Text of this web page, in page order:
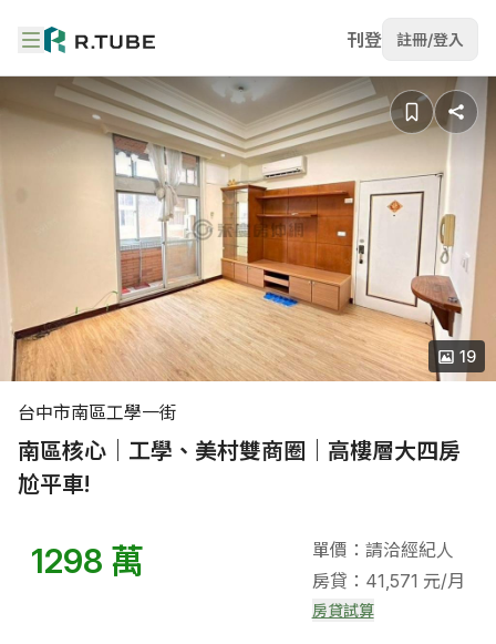
刊登 註冊/登入
台中市南區工學一街
南區核心｜工學、美村雙商圈｜高樓層大四房
尬平車!
19
1298 萬
單價：請洽經紀人
房貸：41,571 元/月
房貸試算